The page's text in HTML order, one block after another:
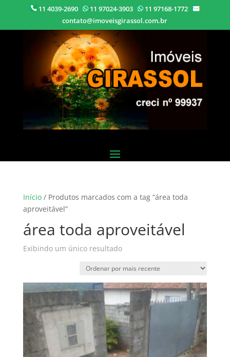
11 4039-2690 11 97024-3903
11 97168-1772
contato@imoveisgirassol.com.br
Início/ Produtos marcados com a tag “área toda
aproveitável”
área toda aproveitável
Exibindo um único resultado